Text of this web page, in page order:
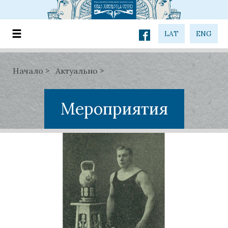
LAT ENG
Начало Актуально
Мероприятия